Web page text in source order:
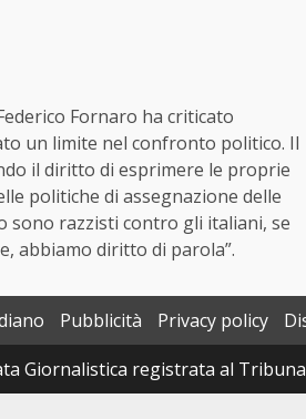
Fornaro ha criticato
un limite nel confronto politico. Il
il diritto di esprimere le proprie
politiche di assegnazione delle
sono razzisti contro gli italiani, se
abbiamo diritto di parola”.
Pubblicità Privacy policy
Giornalistica registrata al